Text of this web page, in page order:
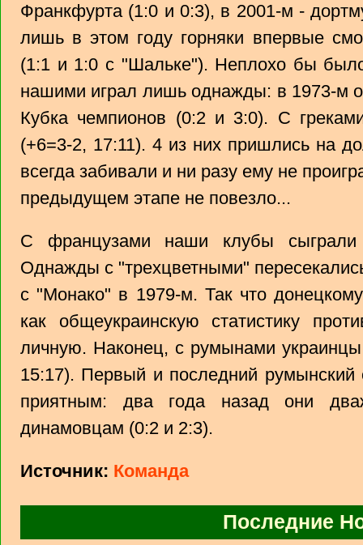
Франкфурта (1:0 и 0:3), в 2001-м -
лишь в этом году горняки впервые
(1:1 и 1:0 с "Шальке"). Неплохо бы было
нашими играл лишь однажды: в 1973-м
Кубка чемпионов (0:2 и 3:0). С
(+6=3-2, 17:11). 4 из них пришлись на
всегда забивали и ни разу ему не
предыдущем этапе не повезло...
С французами наши клубы сыграли
Однажды с "трехцветными"
с "Монако" в 1979-м. Так что
как общеукраинскую статистику
личную. Наконец, с румынами
15:17). Первый и последний
приятным: два года назад они
динамовцам (0:2 и 2:3).
Источник: Команда
Последние